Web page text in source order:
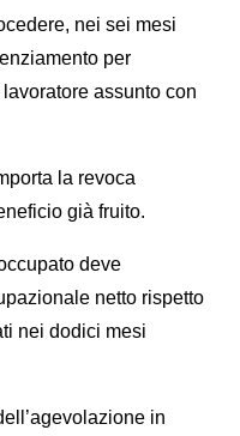
nei sei mesi
per
assunto con
la revoca
già fruito.
deve
netto rispetto
nei dodici mesi
in